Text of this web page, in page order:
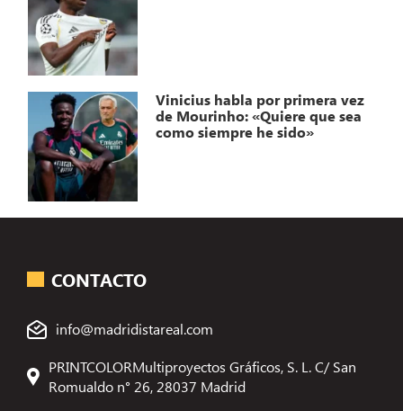
Vinicius habla por primera vez
de Mourinho: «Quiere que sea
como siempre he sido»
CONTACTO
info@madridistareal.com
PRINTCOLORMultiproyectos Gráficos, S. L. C/ San
Romualdo n° 26, 28037 Madrid